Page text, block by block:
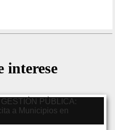
interese